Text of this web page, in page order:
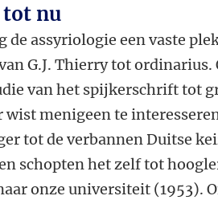
tot nu
de assyriologie een vaste
G.J. Thierry tot
van het spijkerschrift tot
menigeen te
tot de verbannen Duitse
schopten het zelf tot
onze universiteit (1953).